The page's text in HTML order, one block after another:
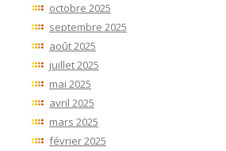
octobre 2025
septembre 2025
août 2025
juillet 2025
mai 2025
avril 2025
mars 2025
février 2025